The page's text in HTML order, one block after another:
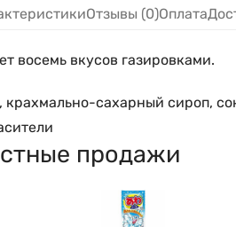
Отзывы (0)Оплата
восемь вкусов газировками.
крахмально-сахарный сироп,
продажи